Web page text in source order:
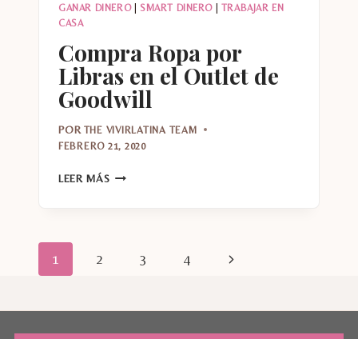
GANAR DINERO| SMART DINERO
TRABAJAR EN
CASA
Compra Ropa por
Libras en el Outlet de
Goodwill
POR THE VIVIRLATINA TEAM
FEBRERO 21, 2020
LEER MÁS COMPRA
GOODWILL
Navegación
1 2 3 4
Siguiente